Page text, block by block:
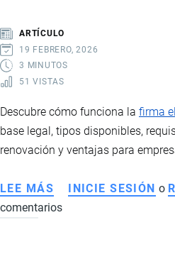
PERSPECTIVAS
ARTÍCULO
19 FEBRERO, 2026
3 MINUTOS
51 VISTAS
Descubre cómo funciona la firma
base legal, tipos disponibles,
renovación y ventajas para
LEE MÁS SOBRE
CÓMO
INICIE SESIÓN o
comentarios